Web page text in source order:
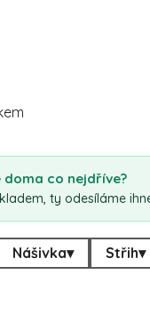
doma co nejdříve?
ty odesíláme
Nášivka▾ Střih▾